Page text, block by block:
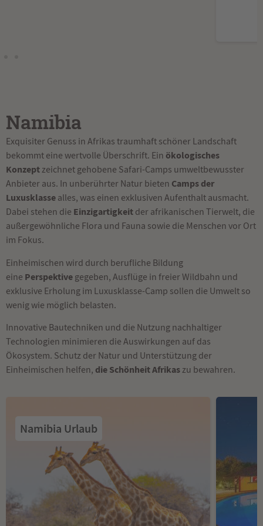
Namibia
Exquisiter Genuss in Afrikas traumhaft schöner Landschaft
bekommt eine wertvolle Überschrift. Ein ökologisches
Konzeptzeichnet gehobene Safari-Camps umweltbewusster
Anbieter aus. In unberührter Natur bieten Camps der
Luxusklasse alles, was einen exklusiven Aufenthalt ausmacht.
Dabei stehen die Einzigartigkeit der afrikanischen Tierwelt, die
außergewöhnliche Flora und Fauna sowie die Menschen vor Ort
im Fokus.
Einheimischen wird durch berufliche Bildung
eine Perspektive gegeben, Ausflüge in freier Wildbahn und
exklusive Erholung im Luxusklasse-Camp sollen die Umwelt so
wenig wie möglich belasten.
Innovative Bautechniken und die Nutzung nachhaltiger
Technologien minimieren die Auswirkungen auf das
Ökosystem. Schutz der Natur und Unterstützung der
Einheimischen helfen, die Schönheit Afrikaszu bewahren.
Namibia Urlaub